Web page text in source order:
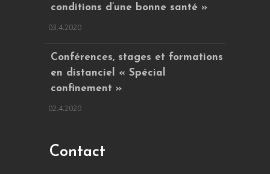
conditions d’une bonne santé »
03.4.2020
Conférences, stages et formations
en distanciel « Spécial
confinement »
02.4.2020
Contact